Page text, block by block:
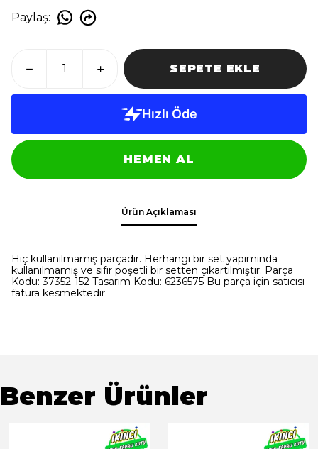
Paylaş:
SEPETE EKLE
HEMEN AL
Ürün Açıklaması
Hiç kullanılmamış parçadır. Herhangi bir set yapımında
kullanılmamış ve sıfır poşetli bir setten çıkartılmıştır. Parça
Kodu: 37352-152 Tasarım Kodu: 6236575 Bu parça için satıcısı
fatura kesmektedir.
Benzer Ürünler